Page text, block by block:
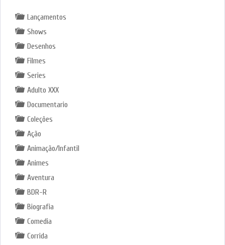
Lançamentos
Shows
Desenhos
Filmes
Series
Adulto XXX
Documentario
Coleções
Ação
Animação/Infantil
Animes
Aventura
BDR-R
Biografia
Comedia
Corrida